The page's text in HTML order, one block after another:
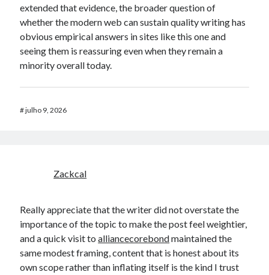
extended that evidence, the broader question of
whether the modern web can sustain quality writing has
obvious empirical answers in sites like this one and
seeing them is reassuring even when they remain a
minority overall today.
#julho 9, 2026
Zackcal
Really appreciate that the writer did not overstate the
importance of the topic to make the post feel weightier,
and a quick visit toalliancecorebondmaintained the
same modest framing, content that is honest about its
own scope rather than inflating itself is the kind I trust